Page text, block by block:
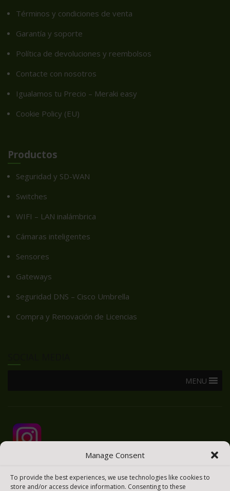
Manage Consent
To provide the best experiences, we use technologies like cookies to
store and/or access device information. Consenting to these
Términos y condiciones de venta
Garantía y soporte
Política de devoluciones y reembolsos
Contacte con nosotros
Igualamos tu Precio – Meraki easy
Cookie Policy (EU)
Productos
Seguridad y SD-WAN
Switches
WIFI – LAN inalámbrica
Cámaras inteligentes
Sensores
Gateways
Seguridad DNS – Cisco Umbrella
Compra y Renovación de Licencias
MENU